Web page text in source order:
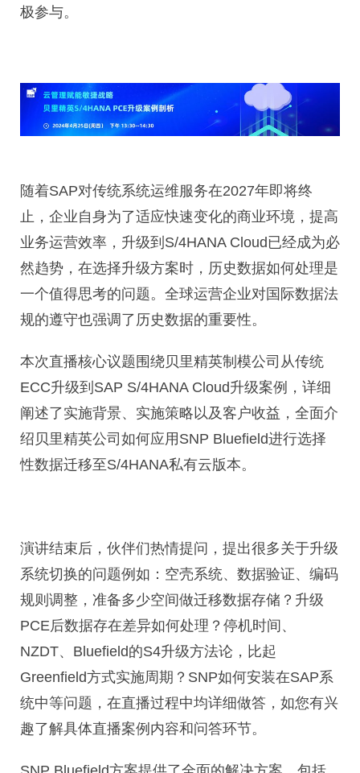
极参与。
随着SAP对传统系统运维服务在2027年即将终
止，企业自身为了适应快速变化的商业环境，提高
业务运营效率，升级到S/4HANA Cloud已经成为必
然趋势，在选择升级方案时，历史数据如何处理是
一个值得思考的问题。全球运营企业对国际数据法
规的遵守也强调了历史数据的重要性。
本次直播核心议题围绕贝里精英制模公司从传统
ECC升级到SAP S/4HANA Cloud升级案例，详细
阐述了实施背景、实施策略以及客户收益，全面介
绍贝里精英公司如何应用SNP Bluefield进行选择
性数据迁移至S/4HANA私有云版本。
演讲结束后，伙伴们热情提问，提出很多关于升级
系统切换的问题例如：空壳系统、数据验证、编码
规则调整，准备多少空间做迁移数据存储？升级
PCE后数据存在差异如何处理？停机时间、
NZDT、Bluefield的S4升级方法论，比起
Greenfield方式实施周期？SNP如何安装在SAP系
统中等问题，在直播过程中均详细做答，如您有兴
趣了解具体直播案例内容和问答环节。